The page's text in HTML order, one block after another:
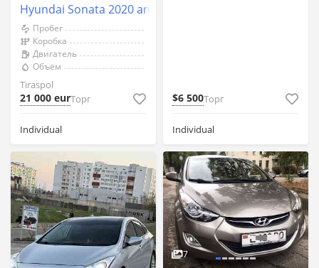
Hyundai Sonata 2020 an Tiraspol
Пробег
Коробка
Двигатель
Объём
Tiraspol
21 000 eurТорг
Individual
$6 500Торг
Individual
7